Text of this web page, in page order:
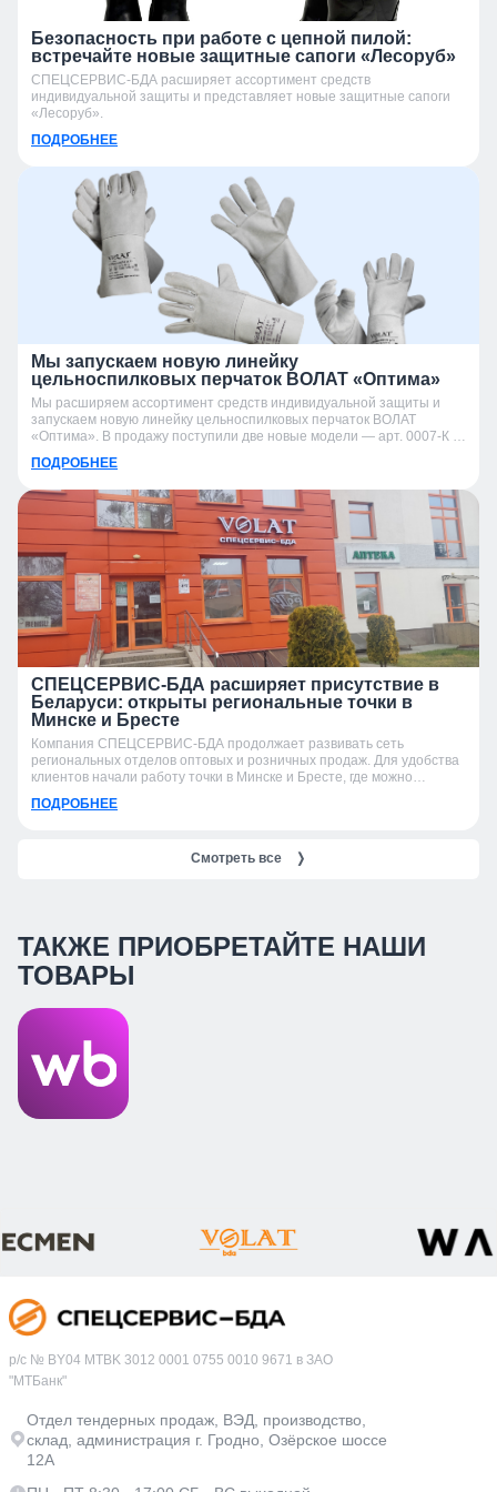
Безопасность при работе с цепной пилой:
встречайте новые защитные сапоги «Лесоруб»
СПЕЦСЕРВИС-БДА расширяет ассортимент средств
индивидуальной защиты и представляет новые защитные сапоги
«Лесоруб».
ПОДРОБНЕЕ
Мы запускаем новую линейку
цельноспилковых перчаток ВОЛАТ «Оптима»
Мы расширяем ассортимент средств индивидуальной защиты и
запускаем новую линейку цельноспилковых перчаток ВОЛАТ
«Оптима». В продажу поступили две новые модели — арт. 0007-К и
ПОДРОБНЕЕ
СПЕЦСЕРВИС-БДА расширяет присутствие в
Беларуси: открыты региональные точки в
Минске и Бресте
Компания СПЕЦСЕРВИС-БДА продолжает развивать сеть
региональных отделов оптовых и розничных продаж. Для удобства
клиентов начали работу точки в Минске и Бресте, где можно
ПОДРОБНЕЕ
Смотреть все ❭
ТАКЖЕ ПРИОБРЕТАЙТЕ НАШИ
ТОВАРЫ
р/с № BY04 MTBK 3012 0001 0755 0010 9671 в ЗАО
"МТБанк"
Отдел тендерных продаж, ВЭД, производство,
склад, администрация г. Гродно, Озёрское шоссе
12А